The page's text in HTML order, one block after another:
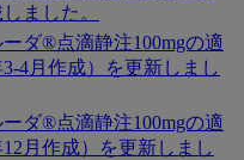
ました。
ダ®点滴静注100mgの適
4月作成）を更新しまし
ダ®点滴静注100mgの適
月作成）を更新しまし